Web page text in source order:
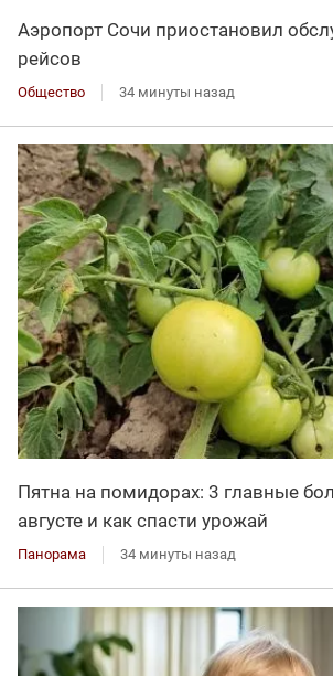
Аэропорт Сочи приостановил
рейсов
Общество 34 минуты назад
Пятна на помидорах: 3 главные
августе и как спасти урожай
Панорама 34 минуты назад